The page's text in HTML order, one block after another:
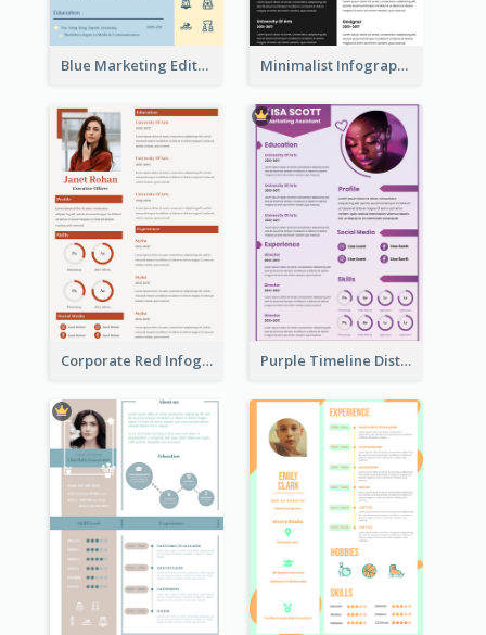
Blue Marketing Editor Resume Minimalist Infographic Resume
Corporate Red Infographic Resume Purple Timeline Distinguished Resume